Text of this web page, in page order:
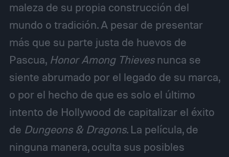
maleza de su propia construcción del
mundo o tradición. A pesar de presentar
más que su parte justa de huevos de
Pascua, Honor Among Thievesnunca se
siente abrumado por el legado de su marca,
o por el hecho de que es solo el último
intento de Hollywood de capitalizar el éxito
de Dungeons & Dragons. La película, de
ninguna manera, oculta sus posibles